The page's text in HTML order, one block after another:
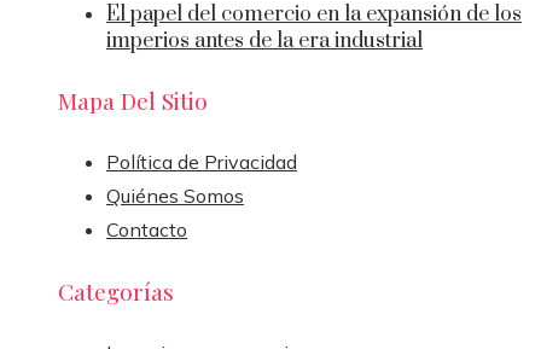
El papel del comercio en la expansión de los
imperios antes de la era industrial
Mapa Del Sitio
Política de Privacidad
Quiénes Somos
Contacto
Categorías